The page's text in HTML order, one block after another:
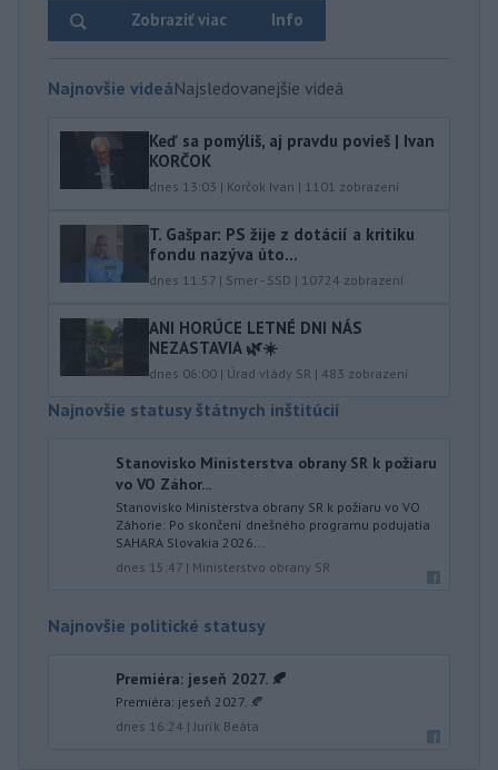
Info
Zobraziť viac
Najnovšie videáNajsledovanejšie videá
Keď sa pomýliš, aj pravdu povieš | Ivan
KORČOK
dnes 13:03 | Korčok Ivan | 1101 zobrazení
T. Gašpar: PS žije z dotácií a kritiku
fondu nazýva úto...
dnes 11:57 | Smer - SSD | 10724 zobrazení
ANI HORÚCE LETNÉ DNI NÁS
NEZASTAVIA 🌿☀️
dnes 06:00 | Úrad vlády SR | 483 zobrazení
Najnovšie statusy štátnych inštitúcií
Stanovisko Ministerstva obrany SR k požiaru
vo VO Záhor...
Stanovisko Ministerstva obrany SR k požiaru vo VO
Záhorie: Po skončení dnešného programu podujatia
SAHARA Slovakia 2026...
dnes 15:47 | Ministerstvo obrany SR
Najnovšie politické statusy
Premiéra: jeseň 2027. 🍂
Premiéra: jeseň 2027. 🍂
dnes 16:24 |Jurík Beáta